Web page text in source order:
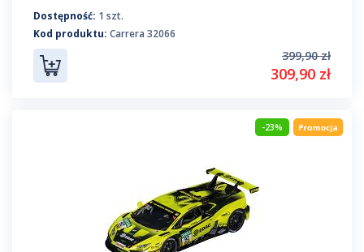
Dostępność: 1 szt.
Kod produktu: Carrera 32066
399,90 zł
309,90 zł
-23%